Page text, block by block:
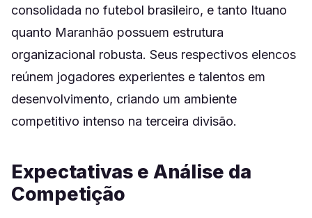
consolidada no futebol brasileiro, e tanto Ituano
quanto Maranhão possuem estrutura
organizacional robusta. Seus respectivos elencos
reúnem jogadores experientes e talentos em
desenvolvimento, criando um ambiente
competitivo intenso na terceira divisão.
Expectativas e Análise da
Competição